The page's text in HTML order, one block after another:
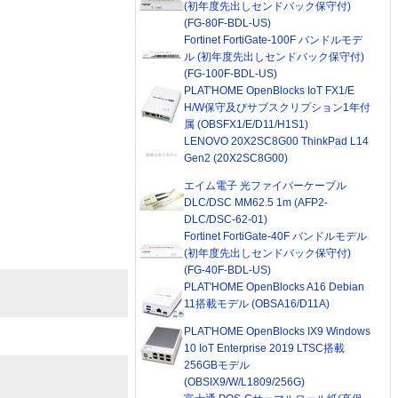
(初年度先出しセンドバック保守付)
(FG-80F-BDL-US)
Fortinet FortiGate-100F バンドルモデ
ル (初年度先出しセンドバック保守付)
(FG-100F-BDL-US)
PLAT'HOME OpenBlocks IoT FX1/E
H/W保守及びサブスクリプション1年付
属 (OBSFX1/E/D11/H1S1)
LENOVO 20X2SC8G00 ThinkPad L14
Gen2 (20X2SC8G00)
エイム電子 光ファイバーケーブル
DLC/DSC MM62.5 1m (AFP2-
DLC/DSC-62-01)
Fortinet FortiGate-40F バンドルモデル
(初年度先出しセンドバック保守付)
(FG-40F-BDL-US)
PLAT'HOME OpenBlocks A16 Debian
11搭載モデル (OBSA16/D11A)
PLAT'HOME OpenBlocks IX9 Windows
10 IoT Enterprise 2019 LTSC搭載
256GBモデル
(OBSIX9/W/L1809/256G)